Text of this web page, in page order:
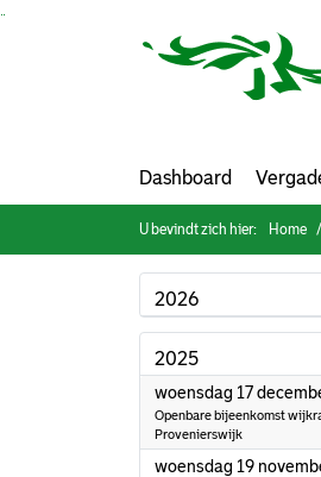
Ga naar de inhoud van deze pagina
Dashboard
U bevindt zich hier: Home
2026
2025
woensdag 17
Openbare bijeenkomst
Provenierswijk
woensdag 19